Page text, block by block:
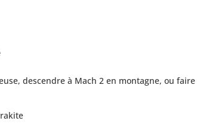
descendre à Mach 2 en montagne, ou faire